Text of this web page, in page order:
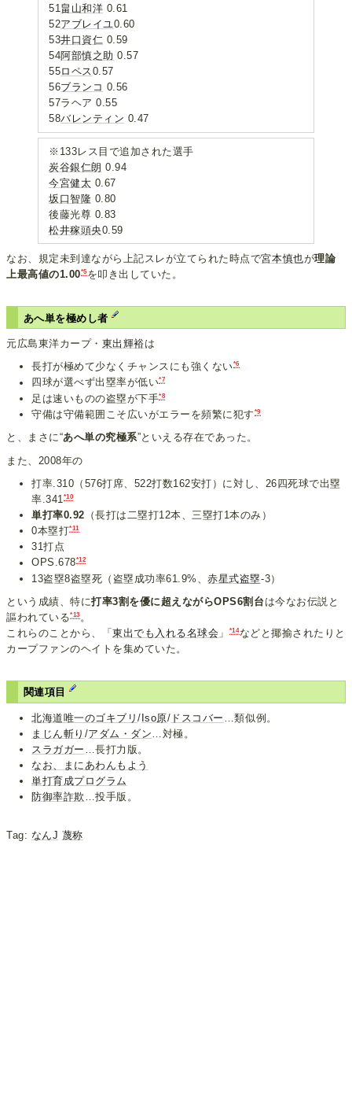
51畠山和洋 0.61
52アブレイユ0.60
53井口資仁 0.59
54阿部慎之助 0.57
55ロペス0.57
56ブランコ 0.56
57ラヘア 0.55
58バレンティン 0.47
※133レス目で追加された選手
炭谷銀仁朗 0.94
今宮健太 0.67
坂口智隆 0.80
後藤光尊 0.83
松井稼頭央0.59
なお、規定未到達ながら上記スレが立てられた時点で宮本慎也が理論
上最高値の1.00*5を叩き出していた。
あへ単を極めし者
元広島東洋カープ・ 東出輝裕は
長打が極めて少なくチャンスにも強くない*6
四球が選べず出塁率が低い*7
足は速いものの盗塁が下手*8
守備は守備範囲こそ広いがエラーを頻繁に犯す *9
と、まさに“あへ単の究極系”といえる存在であった。
また、2008年の
打率.310（576打席、522打数162安打）に対し、26四死球で出塁
率.341*10
単打率0.92 （長打は二塁打12本、三塁打1本のみ）
0本塁打*11
31打点
OPS.678*12
13盗塁8盗塁死（盗塁成功率61.9%、赤星式盗塁-3）
という成績、特に打率3割を優に超えながらOPS6割台 は今なお伝説と
謳われている*13。
これらのことから、「東出でも入れる名球会 」 *14などと揶揄されたりと
カープファンのヘイトを集めていた。
関連項目
北海道唯一のゴキブリ/ Iso原/ ドスコバー
…類似例。
まじん斬り /アダム・ダン …対極。
スラガガー
…長打力版。
なお、まにあわんもよう
単打育成プログラム
防御率詐欺
…投手版。
Tag: なんJ 蔑称